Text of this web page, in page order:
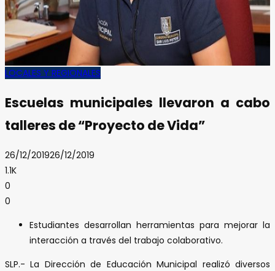
LOCALES Y REGIONALES
Escuelas municipales llevaron a cabo
talleres de “Proyecto de Vida”
26/12/201926/12/2019
1.1K
0
0
Estudiantes desarrollan herramientas para mejorar la
interacción a través del trabajo colaborativo.
SLP.- La Dirección de Educación Municipal realizó diversos